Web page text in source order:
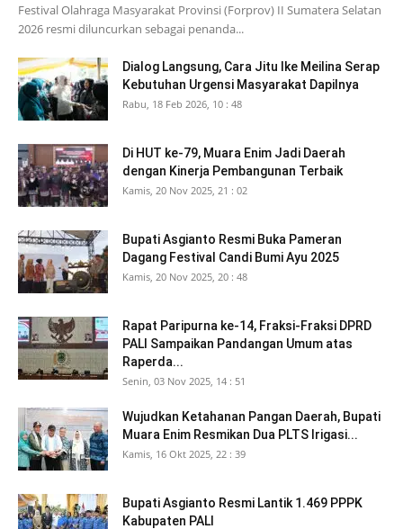
Festival Olahraga Masyarakat Provinsi (Forprov) II Sumatera Selatan
2026 resmi diluncurkan sebagai penanda...
Dialog Langsung, Cara Jitu Ike Meilina Serap
Kebutuhan Urgensi Masyarakat Dapilnya
Rabu, 18 Feb 2026, 10 : 48
Di HUT ke-79, Muara Enim Jadi Daerah
dengan Kinerja Pembangunan Terbaik
Kamis, 20 Nov 2025, 21 : 02
Bupati Asgianto Resmi Buka Pameran
Dagang Festival Candi Bumi Ayu 2025
Kamis, 20 Nov 2025, 20 : 48
Rapat Paripurna ke-14, Fraksi-Fraksi DPRD
PALI Sampaikan Pandangan Umum atas
Raperda...
Senin, 03 Nov 2025, 14 : 51
Wujudkan Ketahanan Pangan Daerah, Bupati
Muara Enim Resmikan Dua PLTS Irigasi...
Kamis, 16 Okt 2025, 22 : 39
Bupati Asgianto Resmi Lantik 1.469 PPPK
Kabupaten PALI